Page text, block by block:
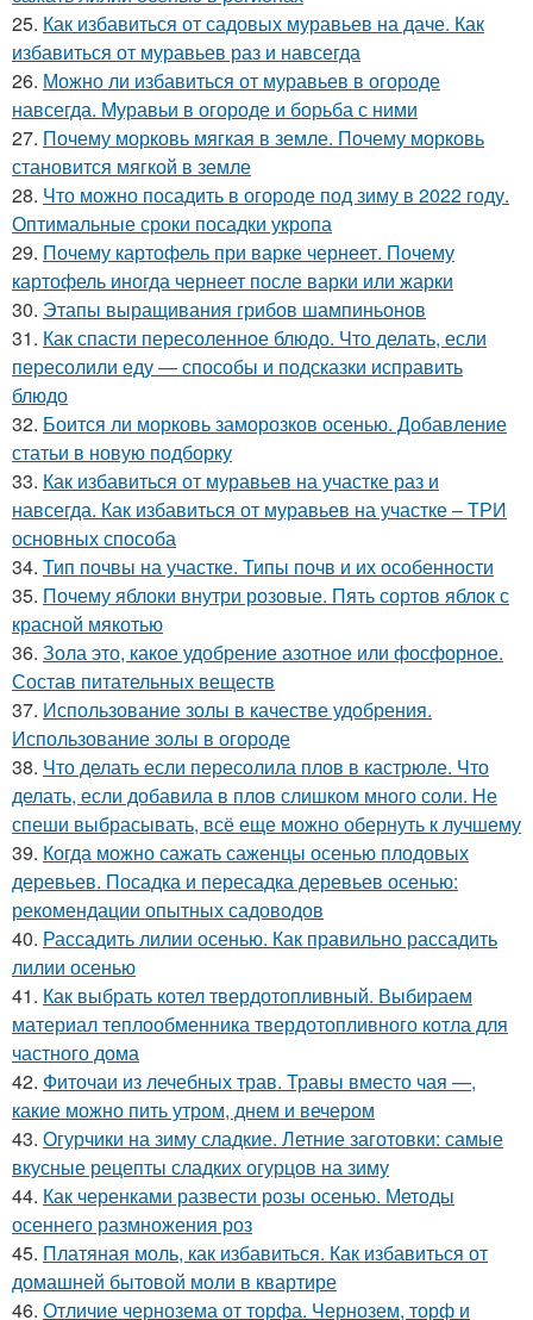
25. Как избавиться от садовых муравьев на даче. Как
избавиться от муравьев раз и навсегда
26. Можно ли избавиться от муравьев в огороде
навсегда. Муравьи в огороде и борьба с ними
27. Почему морковь мягкая в земле. Почему морковь
становится мягкой в земле
28. Что можно посадить в огороде под зиму в 2022 году.
Оптимальные сроки посадки укропа
29. Почему картофель при варке чернеет. Почему
картофель иногда чернеет после варки или жарки
30. Этапы выращивания грибов шампиньонов
31. Как спасти пересоленное блюдо. Что делать, если
пересолили еду — способы и подсказки исправить
блюдо
32. Боится ли морковь заморозков осенью. Добавление
статьи в новую подборку
33. Как избавиться от муравьев на участке раз и
навсегда. Как избавиться от муравьев на участке – ТРИ
основных способа
34. Тип почвы на участке. Типы почв и их особенности
35. Почему яблоки внутри розовые. Пять сортов яблок с
красной мякотью
36. Зола это, какое удобрение азотное или фосфорное.
Состав питательных веществ
37. Использование золы в качестве удобрения.
Использование золы в огороде
38. Что делать если пересолила плов в кастрюле. Что
делать, если добавила в плов слишком много соли. Не
спеши выбрасывать, всё еще можно обернуть к лучшему
39. Когда можно сажать саженцы осенью плодовых
деревьев. Посадка и пересадка деревьев осенью:
рекомендации опытных садоводов
40. Рассадить лилии осенью. Как правильно рассадить
лилии осенью
41. Как выбрать котел твердотопливный. Выбираем
материал теплообменника твердотопливного котла для
частного дома
42. Фиточаи из лечебных трав. Травы вместо чая —,
какие можно пить утром, днем и вечером
43. Огурчики на зиму сладкие. Летние заготовки: самые
вкусные рецепты сладких огурцов на зиму
44. Как черенками развести розы осенью. Методы
осеннего размножения роз
45. Платяная моль, как избавиться. Как избавиться от
домашней бытовой моли в квартире
46. Отличие чернозема от торфа. Чернозем, торф и